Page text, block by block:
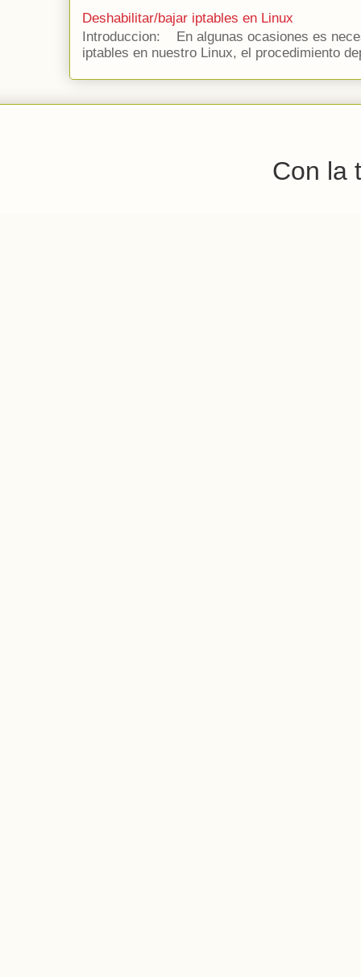
Deshabilitar/bajar iptables en Linux
Introduccion: En algunas ocasiones es
iptables en nuestro Linux, el procedimiento
Con la